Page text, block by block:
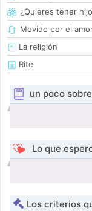
¿Quieres tener
Movido por el
La religión
Rite
un poco
Lo que
Los criterios